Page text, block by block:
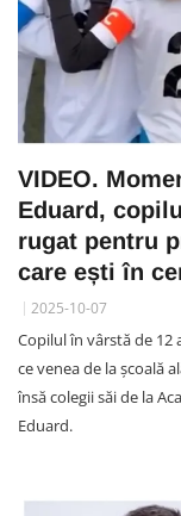
VIDEO.
Eduard,
rugat pentru
care ești în
2025-10-07
Copilul în vârstă de
ce venea de la școală
însă colegii săi de la
Eduard.